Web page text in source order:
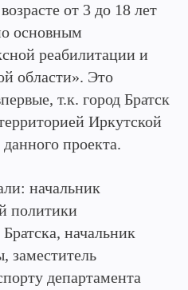
от 3 до 18 лет
основным
реабилитации и
области». Это
т.к. город Братск
Иркутской
проекта.
начальник
политики
начальник
заместитель
департамента